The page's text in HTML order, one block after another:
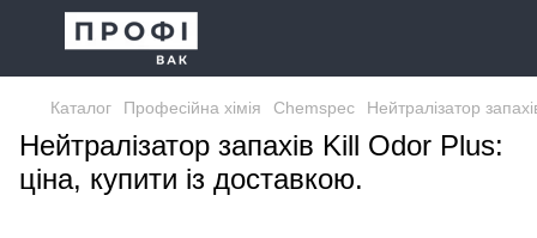
Каталог Професійна хімія Chemspec Нейтралізатор
Нейтралізатор запахів Kill Odor Plus:
ціна, купити із доставкою.